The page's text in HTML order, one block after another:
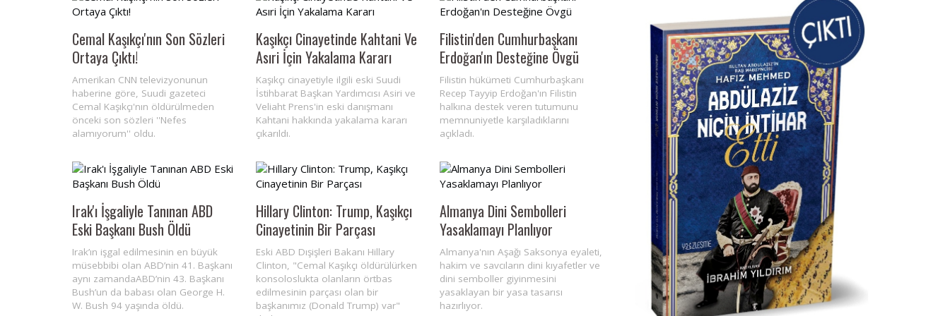
Cemal Kaşıkçı'nın Son Sözleri
Ortaya Çıktı!
Amerikan CNN televizyonunun
haberine göre, Suudi gazeteci
Cemal Kaşıkçı'nın öldürülmeden
önceki son sözleri ''Nefes
alamıyorum'' oldu.
Kaşıkçı Cinayetinde Kahtani Ve
Asıri İçin Yakalama Kararı
Kaşıkçı cinayetiyle ilgili eski Suudi
İstihbarat Başkan Yardımcısı Asiri ve
Veliaht Prens'in eski danışmanı
Kahtani hakkında yakalama kararı
çıkarıldı.
Filistin'den Cumhurbaşkanı
Erdoğan'ın Desteğine Övgü
Filistin hükümeti Cumhurbaşkanı
Recep Tayyip Erdoğan'ın Filistin
halkına destek veren tutumunu
memnuniyetle karşıladıklarını
açıkladı.
Irak'ı İşgaliyle Tanınan ABD
Eski Başkanı Bush Öldü
Irak’ın işgal edilmesinin en büyük
müsebbibi olan ABD’nin 41. Başkanı
aynı zamandaABD’nin 43. Başkanı
Bush’un da babası olan George H.
W. Bush 94 yaşında öldü.
Hillary Clinton: Trump, Kaşıkçı
Cinayetinin Bir Parçası
Eski ABD Dışişleri Bakanı Hillary
Clinton, "Cemal Kaşıkçı öldürülürken
konsoloslukta olanların örtbas
edilmesinin parçası olan bir
başkanımız (Donald Trump) var"
Almanya Dini Sembolleri
Yasaklamayı Planlıyor
Almanya'nın Aşağı Saksonya eyaleti,
hakim ve savcıların dini kıyafetler ve
dini semboller giyinmesini
yasaklayan bir yasa tasarısı
hazırlıyor.